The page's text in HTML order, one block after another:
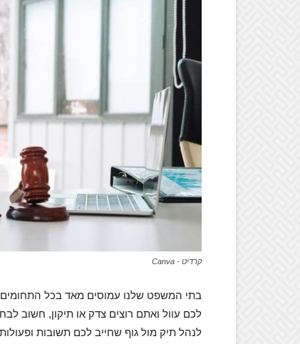
קרדיט - Canva
בתי המשפט שלנו עמוסים מאד בכל התחומים
לכם עוול ואתם רוצים צדק או תיקון, חשוב
לנהל תיק מול גוף שחייב לכם תשובות